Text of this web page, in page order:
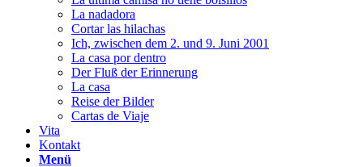
La nadadora
Cortar las hilachas
Ich, zwischen dem 2. und 9. Juni 2001
La casa por dentro
Der Fluß der Erinnerung
La casa
Reise der Bilder
Cartas de Viaje
Vita
Kontakt
Menü